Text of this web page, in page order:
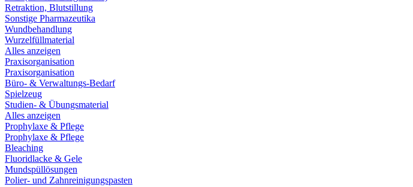
Retraktion, Blutstillung
Sonstige Pharmazeutika
Wundbehandlung
Wurzelfüllmaterial
Alles anzeigen
Praxisorganisation
Praxisorganisation
Büro- & Verwaltungs-Bedarf
Spielzeug
Studien- & Übungsmaterial
Alles anzeigen
Prophylaxe & Pflege
Prophylaxe & Pflege
Bleaching
Fluoridlacke & Gele
Mundspüllösungen
Polier- und Zahnreinigungspasten